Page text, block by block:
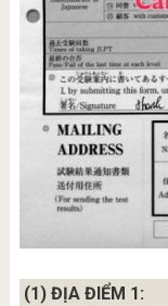
(1) ĐỊA ĐIỂM 1: